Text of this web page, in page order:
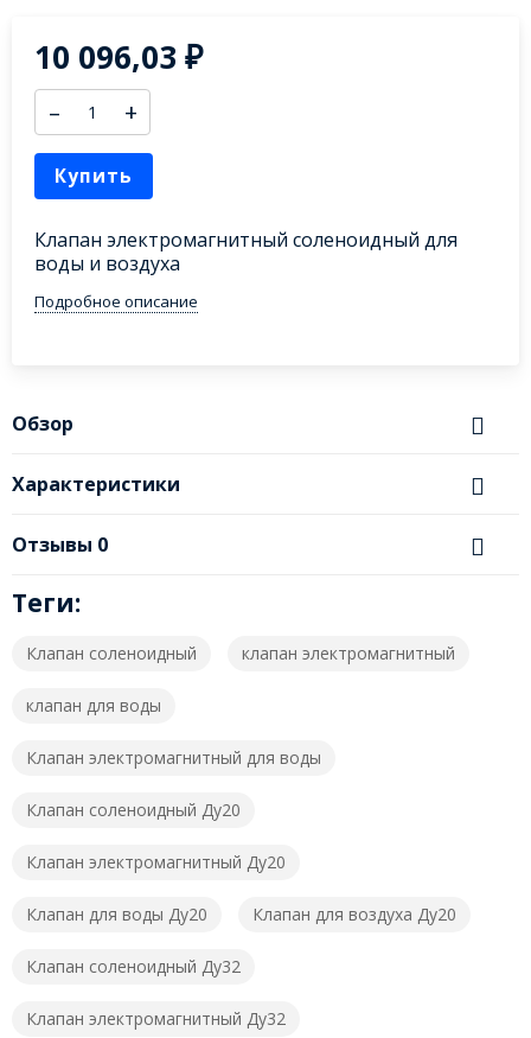
10 096,03₽
– +
Купить
Клапан электромагнитный соленоидный для
воды и воздуха
Подробное описание
Обзор
Характеристики
Отзывы 0
Теги:
Клапан соленоидный клапан электромагнитный
клапан для воды
Клапан электромагнитный для воды
Клапан соленоидный Ду20
Клапан электромагнитный Ду20
Клапан для воды Ду20 Клапан для воздуха Ду20
Клапан соленоидный Ду32
Клапан электромагнитный Ду32